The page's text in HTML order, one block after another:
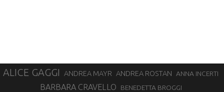
ALICE GAGGI ANDREA MAYR ANDREA ROSTAN ANNA INCERTI
BARBARA CRAVELLO BENEDETTA BROGGI